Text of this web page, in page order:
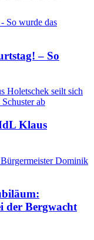
– So
Klaus
der Bergwacht